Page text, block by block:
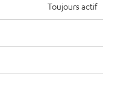
platine vinyle ?
l’accumulation des
votre ampli et votre
les saletés sur le diamant,
de frappe et d’autres
font pas partie du contenu de
sont inclus dans le prix.
Toujours actif